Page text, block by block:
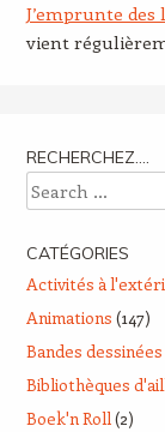
J’emprunte des
vient
RECHERCHEZ….
Search
CATÉGORIES
Activités à
Animations (147)
Bandes dessinées
Bibliothèques
Boek'n Roll(2)